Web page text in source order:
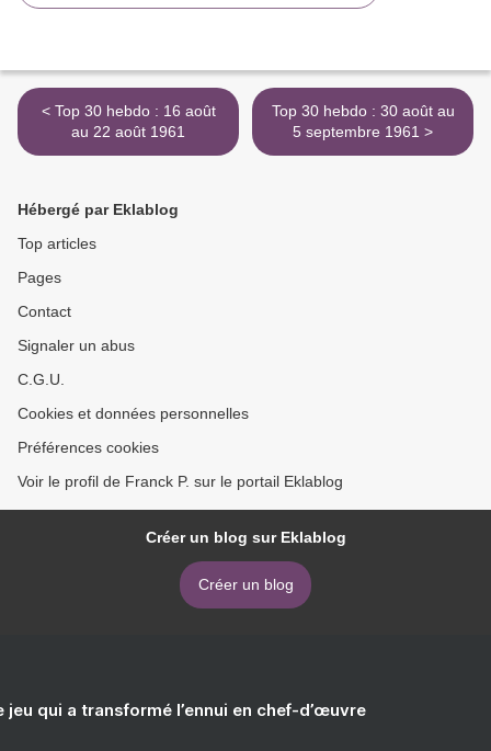
< Top 30 hebdo : 16 août
au 22 août 1961
Top 30 hebdo : 30 août au
5 septembre 1961 >
Hébergé par Eklablog
Top articles
Pages
Contact
Signaler un abus
C.G.U.
Cookies et données personnelles
Préférences cookies
Voir le profil de Franck P. sur le portail Eklablog
Créer un blog sur Eklablog
Créer un blog
jeu qui a transformé l’ennui en chef-d’œuvre